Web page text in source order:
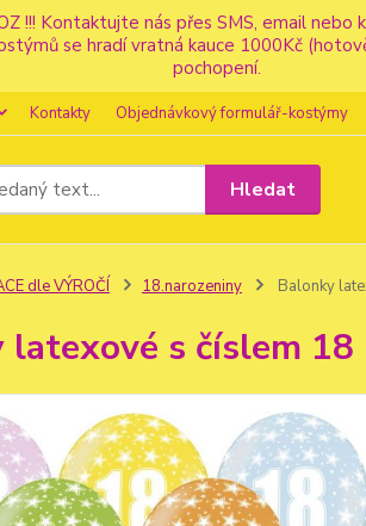
!!! Kontaktujte nás přes SMS, email
se hradí vratná kauce 1000Kč
pochopení.
Kontakty Objednávkový formulář-kostýmy
Hledat
dle VÝROČÍ 18.narozeniny Balonky
latexové s číslem 18